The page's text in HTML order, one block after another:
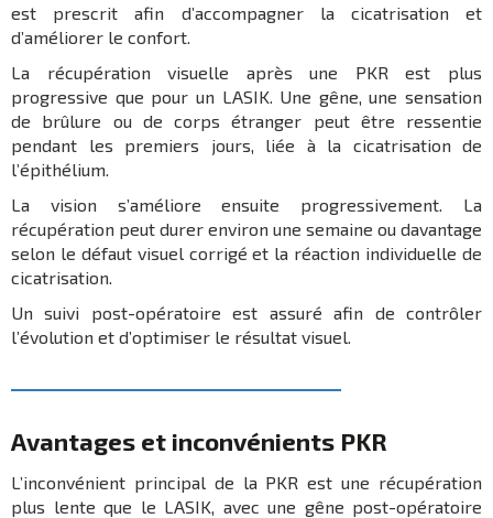
est prescrit afin d’accompagner la cicatrisation et
d’améliorer le confort.
La récupération visuelle après une PKR est plus
progressive que pour un LASIK. Une gêne, une sensation
de brûlure ou de corps étranger peut être ressentie
pendant les premiers jours, liée à la cicatrisation de
l’épithélium.
La vision s’améliore ensuite progressivement. La
récupération peut durer environ une semaine ou davantage
selon le défaut visuel corrigé et la réaction individuelle de
cicatrisation.
Un suivi post-opératoire est assuré afin de contrôler
l’évolution et d’optimiser le résultat visuel.
Avantages et inconvénients PKR
L’inconvénient principal de la PKR est une récupération
plus lente que le LASIK, avec une gêne post-opératoire